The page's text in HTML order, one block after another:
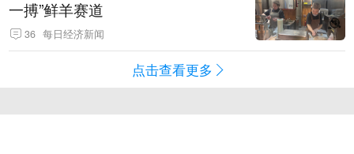
一搏”鲜羊赛道
36 每日经济新闻
点击查看更多